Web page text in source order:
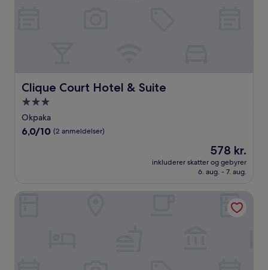
Clique Court Hotel & Suite
Clique Court Hotel & Suite
3.0-
stjernet
overnatningssted
Okpaka
6.0
6,0/10 (2 anmeldelser)
Prisen
er
578 kr.
578 kr.
inkluderer skatter og gebyrer
6. aug. - 7. aug.